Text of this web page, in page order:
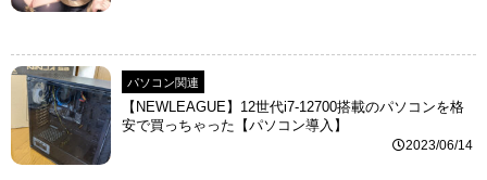
パソコン関連
【NEWLEAGUE】12世代i7-12700搭載のパソコンを格
安で買っちゃった【パソコン導入】
2023/06/14